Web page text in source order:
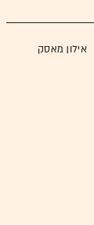
אילון מאסק